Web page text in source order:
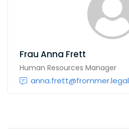
Frau Anna Frett
Human Resources Manager
anna.frett@frommer.legal